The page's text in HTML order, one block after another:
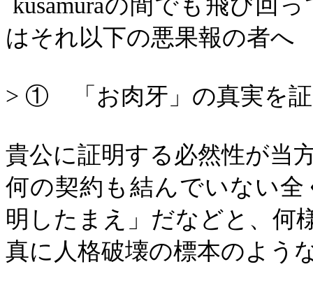
kusamuraの間でも飛び回
はそれ以下の悪果報の者へ
> ① 「お肉牙」の真実を証
貴公に証明する必然性が当
何の契約も結んでいない
明したまえ」だなどと、何
真に人格破壊の標本のよう